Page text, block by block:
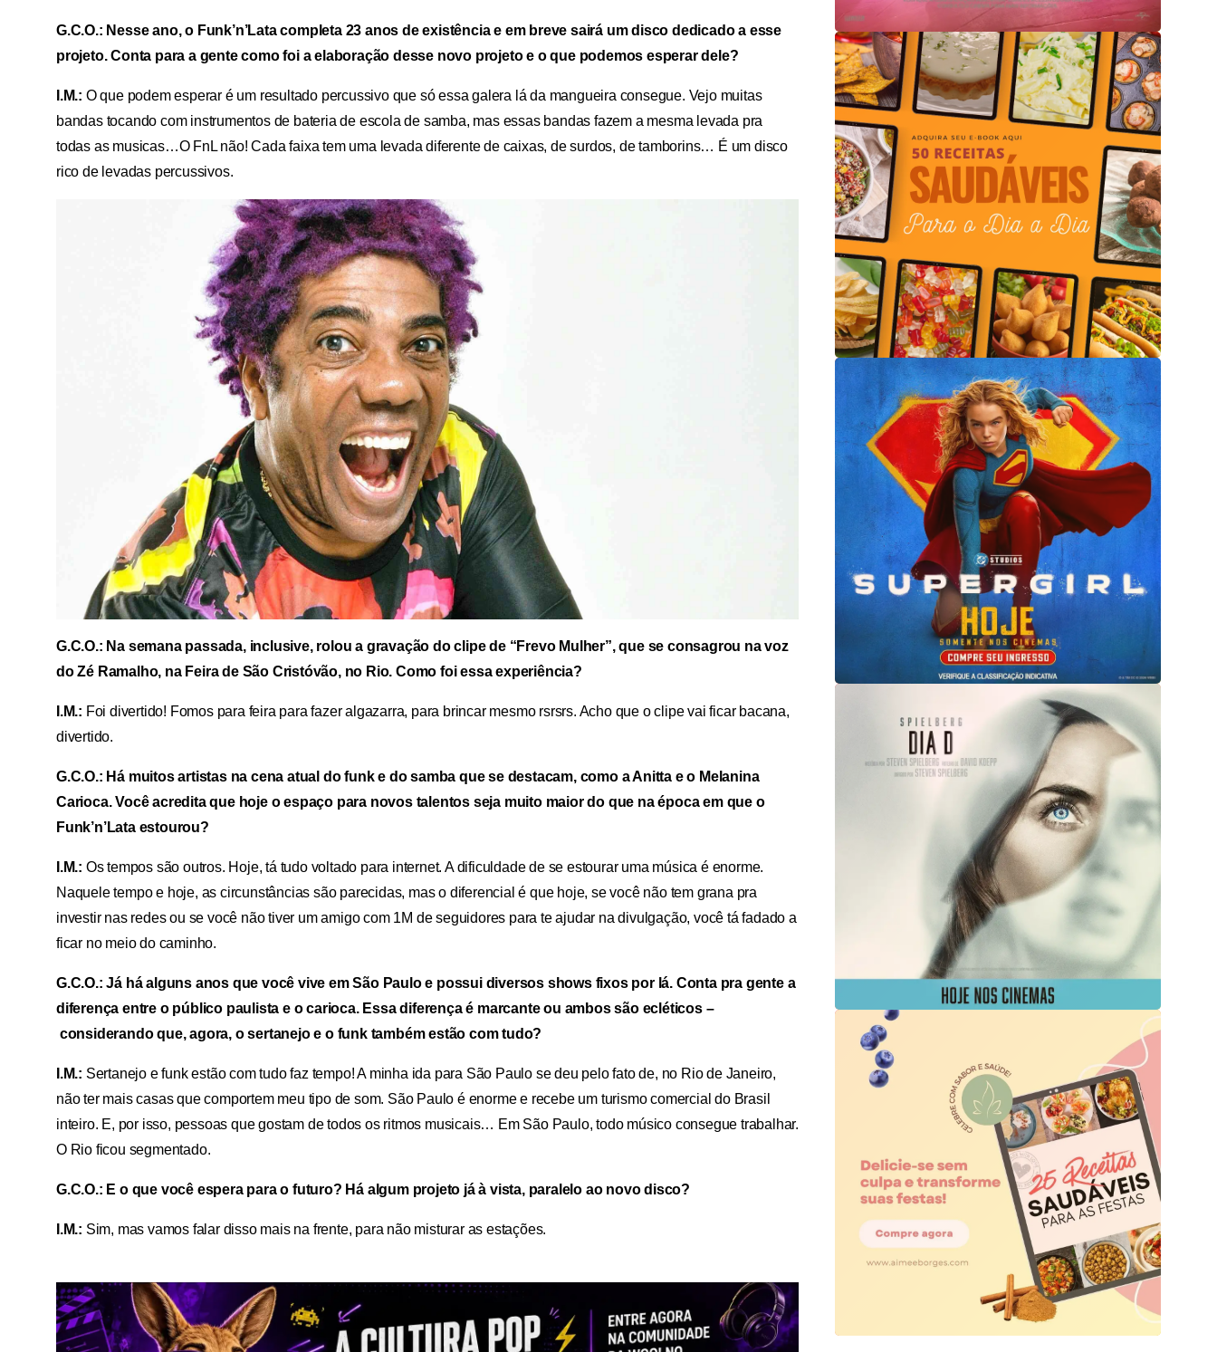
G.C.O.: Nesse ano, o Funk’n’Lata completa 23 anos de existência e em breve sairá um disco dedicado a esse
projeto. Conta para a gente como foi a elaboração desse novo projeto e o que podemos esperar dele?
I.M.: O que podem esperar é um resultado percussivo que só essa galera lá da mangueira consegue. Vejo muitas
bandas tocando com instrumentos de bateria de escola de samba, mas essas bandas fazem a mesma levada pra
todas as musicas…O FnL não! Cada faixa tem uma levada diferente de caixas, de surdos, de tamborins… É um disco
rico de levadas percussivos.
G.C.O.: Na semana passada, inclusive, rolou a gravação do clipe de “Frevo Mulher”, que se consagrou na voz
do Zé Ramalho, na Feira de São Cristóvão, no Rio. Como foi essa experiência?
I.M.: Foi divertido! Fomos para feira para fazer algazarra, para brincar mesmo rsrsrs. Acho que o clipe vai ficar bacana,
divertido.
G.C.O.: Há muitos artistas na cena atual do funk e do samba que se destacam, como a Anitta e o Melanina
Carioca. Você acredita que hoje o espaço para novos talentos seja muito maior do que na época em que o
Funk’n’Lata estourou?
I.M.: Os tempos são outros. Hoje, tá tudo voltado para internet. A dificuldade de se estourar uma música é enorme.
Naquele tempo e hoje, as circunstâncias são parecidas, mas o diferencial é que hoje, se você não tem grana pra
investir nas redes ou se você não tiver um amigo com 1M de seguidores para te ajudar na divulgação, você tá fadado a
ficar no meio do caminho.
G.C.O.: Já há alguns anos que você vive em São Paulo e possui diversos shows fixos por lá. Conta pra gente a
diferença entre o público paulista e o carioca. Essa diferença é marcante ou ambos são ecléticos –
considerando que, agora, o sertanejo e o funk também estão com tudo?
I.M.: Sertanejo e funk estão com tudo faz tempo! A minha ida para São Paulo se deu pelo fato de, no Rio de Janeiro,
não ter mais casas que comportem meu tipo de som. São Paulo é enorme e recebe um turismo comercial do Brasil
inteiro. E, por isso, pessoas que gostam de todos os ritmos musicais… Em São Paulo, todo músico consegue trabalhar.
O Rio ficou segmentado.
G.C.O.: E o que você espera para o futuro? Há algum projeto já à vista, paralelo ao novo disco?
I.M.: Sim, mas vamos falar disso mais na frente, para não misturar as estações.